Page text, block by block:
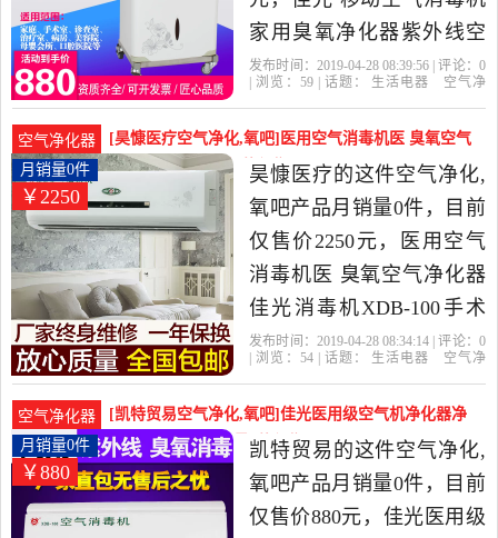
家用臭氧净化器紫外线空
气净化器XDG-200包邮是
商城精选生活电器当中性
价比很高的空气净化,氧
吧，由北京发货。
发布时间：2019-04-28 08:39:56 | 评论： 0
| 浏览： 59| 话题： 生活电器
空气净
空气净化器
[昊慷医疗空气净化,氧吧]医用空气消毒机医 臭氧空气
净化器佳光月销量0件仅售2250元
￥2250
月销量0件
昊慷医疗的这件空气净化,
氧吧产品月销量0件，目前
仅售价2250元，医用空气
消毒机医 臭氧空气净化器
佳光消毒机XDB-100手术
室壁挂式是2019年昊慷医
比很高的空气净化,氧吧，
由河北 衡水发货。
发布时间：2019-04-28 08:34:14 | 评论： 0
| 浏览： 54| 话题： 生活电器
空气净
空气净化器
[凯特贸易空气净化,氧吧]佳光医用级空气机净化器净
化机去除甲醛月销量0件仅售880元
￥880
月销量0件
凯特贸易的这件空气净化,
氧吧产品月销量0件，目前
仅售价880元，佳光医用级